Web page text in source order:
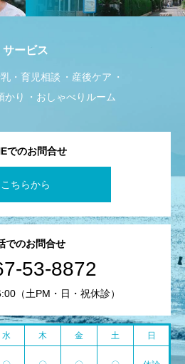
サービス
・育児相談
産後ケア
かり
おしゃべりルーム
でのお問合せ
こちらから
でのお問合せ
53-8872
（土PM・日・祝休診）
水 木 金 土 日